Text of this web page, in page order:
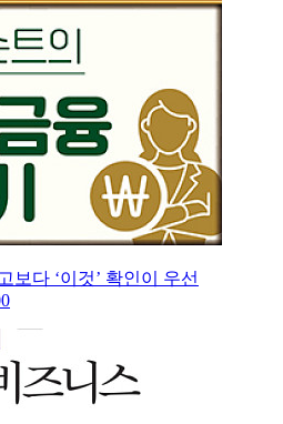
보다 ‘이것’ 확인이 우선